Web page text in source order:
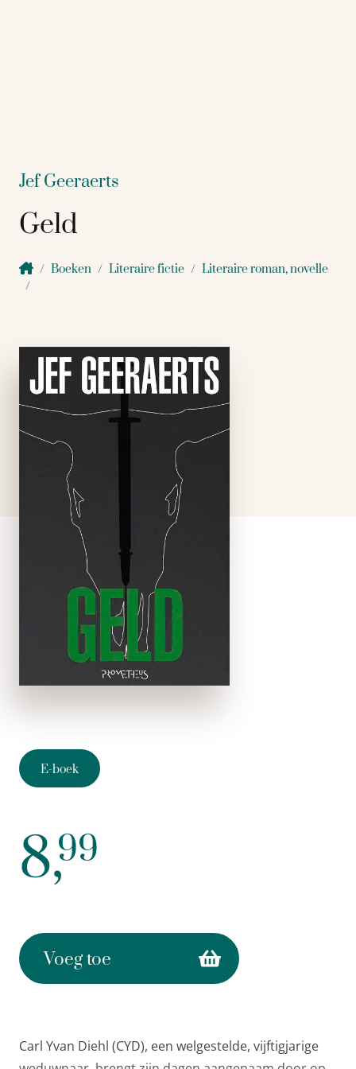
Jef Geeraerts
Geld
Boeken Literaire fictie Literaire roman, novelle
E-boek
8,99
Voeg toe
Carl Yvan Diehl (CYD), een welgestelde, vijftigjarige